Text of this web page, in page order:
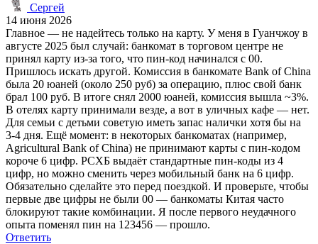
Сергей
14 июня 2026
Главное — не надейтесь только на карту. У меня в Гуанчжоу в
августе 2025 был случай: банкомат в торговом центре не
принял карту из-за того, что пин-код начинался с 00.
Пришлось искать другой. Комиссия в банкомате Bank of China
была 20 юаней (около 250 руб) за операцию, плюс свой банк
брал 100 руб. В итоге снял 2000 юаней, комиссия вышла ~3%.
В отелях карту принимали везде, а вот в уличных кафе — нет.
Для семьи с детьми советую иметь запас налички хотя бы на
3-4 дня. Ещё момент: в некоторых банкоматах (например,
Agricultural Bank of China) не принимают карты с пин-кодом
короче 6 цифр. РСХБ выдаёт стандартные пин-коды из 4
цифр, но можно сменить через мобильный банк на 6 цифр.
Обязательно сделайте это перед поездкой. И проверьте, чтобы
первые две цифры не были 00 — банкоматы Китая часто
блокируют такие комбинации. Я после первого неудачного
опыта поменял пин на 123456 — прошло.
Ответить